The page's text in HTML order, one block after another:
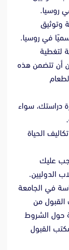
روسيا.
وتوثيق
في روسيا.
لتغطية
أن تتضمن هذه
دراستك، سواء
الحياة
عليك
الدوليين.
في الجامعة
القبول من
حول الشروط
القبول